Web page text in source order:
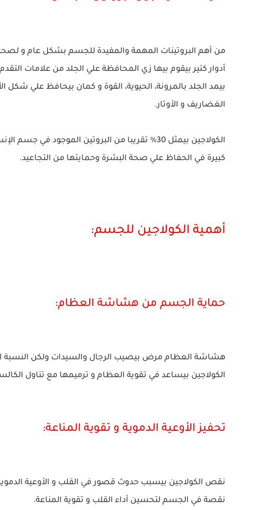
من أهم البروتينات المهمة والمفيدة للجسم بشكل عام و
أدوار كتير بيقوم بيها زي المحافظة علي الجلد من علامات
بيمد الجلد بالمرونة، الحيوية، القوة و كمان بيحافظ علي شكل
الغضاريف و الأوتار.
كبيرة في الحفاظ علي صحة البشرة وحمايتها من التجاعيد.
أهمية الكولاجين للجسم:
حماية الجسم من هشاشة العظام:
هشاشة العظام مرض بيصيب الرجال والسيدات ولكن النسبة
الكولاجين بيساعد في تقوية العظام و ترميمها مع تناول
تحفيز الأوعية الدموية و تقوية المناعة:
نقص الكولاجين بيسبب حدوث قصور في القلب و الأوعية الدموية
نقصة في الجسم لتحسين أداء القلب و تقوية المناعة.